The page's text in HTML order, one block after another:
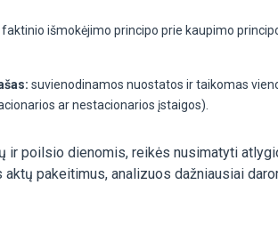
išmokėjimo principo prie kaupimo
suvienodinamos nuostatos ir taikomas
ar nestacionarios įstaigos).
ir poilsio dienomis, reikės nusimatyti
pakeitimus, analizuos dažniausiai